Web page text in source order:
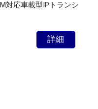
対応車載型IPトランシ
詳細